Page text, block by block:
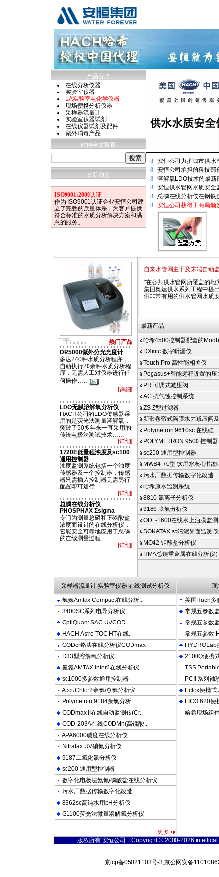
产品分类
在线分析仪器
实验室仪器
LA实验室电化学仪器
现场便携分析仪器
采样器流量计
实验室仪器试剂
在线仪器试剂及配件
紫外消毒产品
站内全文搜索
最新动态
ISO9001:2000认证
作为 ISO9001认证企业安恒公司建
立了完整的质量体系，为客户提供
符合标准的水质分析解决方案和满
意的服务。
8
安恒公司力推城市供水
8
安恒公司承担的科技部
8
溶解氧LDO技术的最新
8
安恒供水管网水质安全
8
总磷在线分析仪在钢铁
8
安恒公司获得工商局颁
热门产品
DR5000紫外分光光度计
多达240种水质分析程序，
自动执行20余种水质分析程
序，无需人工对仪器进行任
何操作……
[详细]
LDO无膜溶解氧分析仪
HACH公司的LDO传感器采
用的是荧光法测量溶解氧，
突破了50多年来一直采用的
传统电极法测试技术……
[详细]
1720E低量程浊度及sc100
通用控制器
浊度监测系统包括一个浊度
传感器及一个控制器，传感
器只需插入控制器无需另行
配置即可运行……
[详细]
总磷在线分析仪
PHOSPHAX Σsigma
专门为测量总磷和正磷酸盐
浓度而设计的在线分析仪，
它能安全可靠地应用于总磷
的连续测量过程……
[详细]
COM PACT 2100N 2100P 2100AN DRB200 FT660 LDO OTT HYDROLAB
自来水管网主干及末端自动
"在公共供水管网所覆盖的地
集团奥运供水系列工程中提
供非常有用的供水管网水质
最新产品
哈希4500控制器配套的
DXmic 数字听漏仪
Touch Pro 高性能相关仪
Pegasus+智能远程设置的压
PR 可调式减压阀
AC 抗气蚀控制系统
ZS Z型过滤器
新歌卷帘式隔膜水力减压阀
Polymetron 9610sc 在线硅..
POLYMETRON 9500 控制器
sc200 通用型控制器
MWB4-70型 饮用水核心指
污水厂数据传输数字化改造
哈希原水监测系统
8810 氯离子分析仪
9186 联氨分析仪
ODL-1600在线水上油膜监测
SONATAX sc污泥界面监测仪
MO42 钼酸盐分析仪
HMA总镍重金属在线分析仪
采样器流量计|实验室仪器|在线测试分析仪 现
氨氮Amtax Compact在线分析..
3400SC系列电导分析仪
OptiQuant SAC UVCOD..
HACH Astro TOC HT在线..
CODcr铬法在线分析仪CODmax
D33型溶解氧分析仪
氨氮AMTAX inter2在线分析仪
sc1000多参数通用控制器
AccuChlor2余氯/总氯分析仪
Polymetron 9184余氯分析..
CODmax II在线自动监测仪(Cr..
COD-203A在线CODMn(高锰酸..
APA6000碱度在线分析仪
Nitratax UV硝氮分析仪
9187二氧化氯分析仪
sc200 通用型控制器
数字化电极法氨氮/磷酸盐在线分析仪
污水厂数据传输数字化改造
8362sc高纯水用pH分析仪
G1100荧光法微量溶解氧分析仪
更多
美国Hach多
常规五参数
常规五参数
常规五参数
HYDROLab
2100Q便携
TSS
PCII 系列袖
Eclox便携式
LICO 620便
哈希现场组
版权所有 安恒公司 Copyright © 2000-2026
京icp备05021103号-3,京公网安备